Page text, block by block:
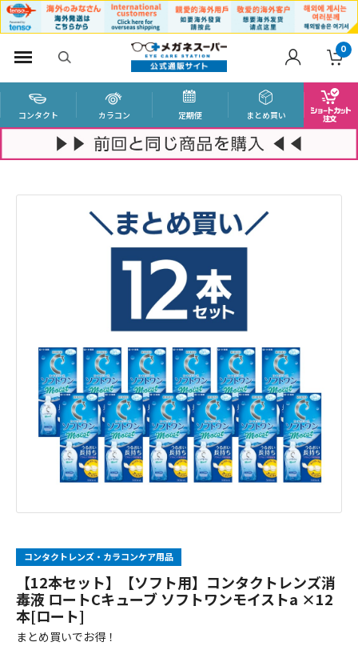
0
コンタクト カラコン 定期便 まとめ買い
コンタクトレンズ・カラコンケア用品
【12本セット】【ソフト用】コンタクトレンズ消
毒液 ロートCキューブ ソフトワンモイストa ×12
本[ロート]
まとめ買いでお得！